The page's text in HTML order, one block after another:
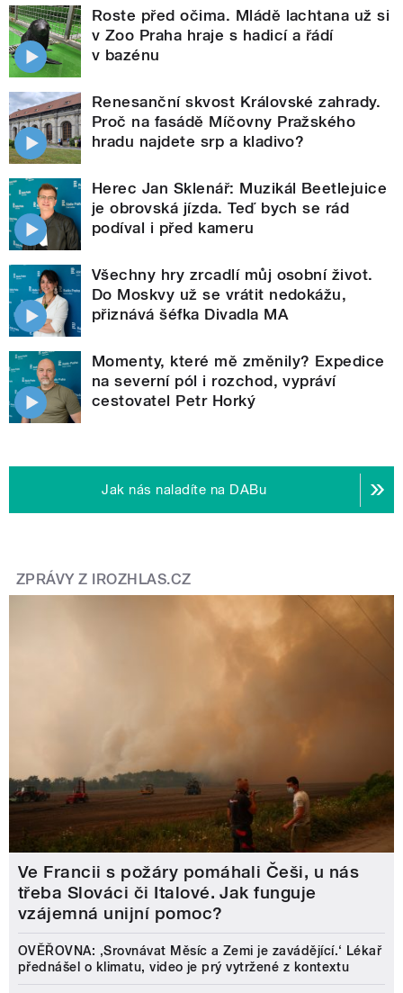
Roste před očima. Mládě lachtana už si
v Zoo Praha hraje s hadicí a řádí
v bazénu
Renesanční skvost Královské zahrady.
Proč na fasádě Míčovny Pražského
hradu najdete srp a kladivo?
Herec Jan Sklenář: Muzikál Beetlejuice
je obrovská jízda. Teď bych se rád
podíval i před kameru
Všechny hry zrcadlí můj osobní život.
Do Moskvy už se vrátit nedokážu,
přiznává šéfka Divadla MA
Momenty, které mě změnily? Expedice
na severní pól i rozchod, vypráví
cestovatel Petr Horký
Jak nás naladíte na DABu
ZPRÁVY Z IROZHLAS.CZ
Ve Francii s požáry pomáhali Češi, u nás
třeba Slováci či Italové. Jak funguje
vzájemná unijní pomoc?
OVĚŘOVNA: ‚Srovnávat Měsíc a Zemi je zavádějící.‘ Lékař
přednášel o klimatu, video je prý vytržené z kontextu